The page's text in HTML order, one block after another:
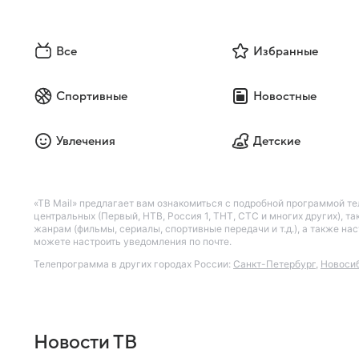
Все Избранные
Спортивные Новостные
Увлечения Детские
«ТВ Mail» предлагает вам ознакомиться с подробной программой
центральных (Первый, НТВ, Россия 1, ТНТ, СТС и многих других),
жанрам (фильмы, сериалы, спортивные передачи и т.д.), а также
можете настроить уведомления по почте.
Телепрограмма в других городах России: Санкт-Петербург,
Новости ТВ